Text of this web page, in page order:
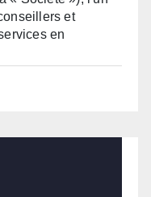
et
en